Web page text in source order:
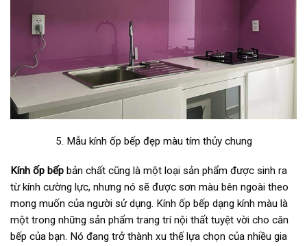
5. Mẫu kính ốp bếp đẹp màu tím thủy chung
Kính ốp bếp bản chất cũng là một loại sản phẩm được sinh ra
từ kính cường lực, nhưng nó sẽ được sơn màu bên ngoài theo
mong muốn của người sử dụng. Kính ốp bếp dạng kính màu là
một trong những sản phẩm trang trí nội thất tuyệt vời cho căn
bếp của bạn. Nó đang trở thành xu thế lựa chọn của nhiều gia